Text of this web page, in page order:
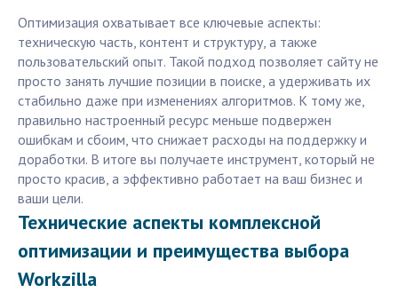
Оптимизация охватывает все ключевые аспекты:
техническую часть, контент и структуру, а также
пользовательский опыт. Такой подход позволяет сайту не
просто занять лучшие позиции в поиске, а удерживать их
стабильно даже при изменениях алгоритмов. К тому же,
правильно настроенный ресурс меньше подвержен
ошибкам и сбоим, что снижает расходы на поддержку и
доработки. В итоге вы получаете инструмент, который не
просто красив, а эффективно работает на ваш бизнес и
ваши цели.
Технические аспекты комплексной
оптимизации и преимущества выбора
Workzilla